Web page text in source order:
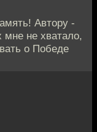
Автору -
мне не хватало,
о Победе